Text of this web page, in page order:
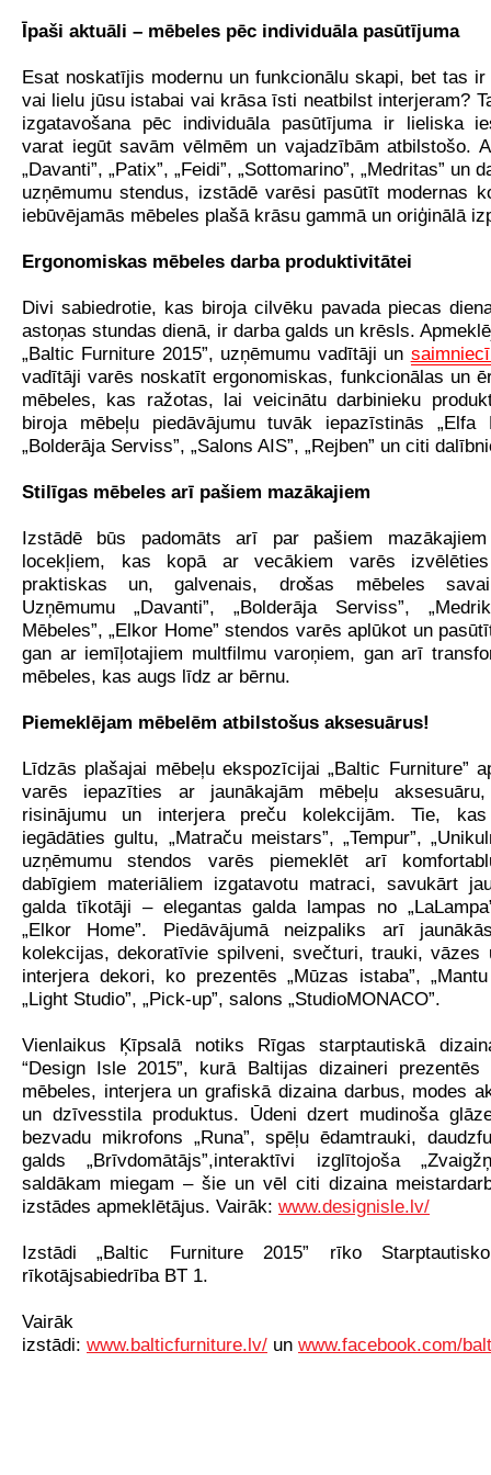
Īpaši aktuāli – mēbeles pēc individuāla pasūtījuma
Esat noskatījis modernu un funkcionālu skapi, bet tas ir
vai lielu jūsu istabai vai krāsa īsti neatbilst interjeram?
izgatavošana pēc individuāla pasūtījuma ir lieliska
varat iegūt savām vēlmēm un vajadzībām atbilstošo.
„Davanti”, „Patix”, „Feidi”, „Sottomarino”, „Medritas” un
uzņēmumu stendus, izstādē varēsi pasūtīt modernas
iebūvējamās mēbeles plašā krāsu gammā un oriģinālā
Ergonomiskas mēbeles darba produktivitātei
Divi sabiedrotie, kas biroja cilvēku pavada piecas
astoņas stundas dienā, ir darba galds un krēsls.
„Baltic Furniture 2015”, uzņēmumu vadītāji un
vadītāji varēs noskatīt ergonomiskas, funkcionālas un
mēbeles, kas ražotas, lai veicinātu darbinieku
biroja mēbeļu piedāvājumu tuvāk iepazīstinās „Elfa
„Bolderāja Serviss”, „Salons AIS”, „Rejben” un citi
Stilīgas mēbeles arī pašiem mazākajiem
Izstādē būs padomāts arī par pašiem mazākajiem
locekļiem, kas kopā ar vecākiem varēs
praktiskas un, galvenais, drošas mēbeles
Uzņēmumu „Davanti”, „Bolderāja Serviss”,
Mēbeles”, „Elkor Home” stendos varēs aplūkot un
gan ar iemīļotajiem multfilmu varoņiem, gan arī
mēbeles, kas augs līdz ar bērnu.
Piemeklējam mēbelēm atbilstošus aksesuārus!
Līdzās plašajai mēbeļu ekspozīcijai „Baltic Furniture”
varēs iepazīties ar jaunākajām mēbeļu
risinājumu un interjera preču kolekcijām. Tie,
iegādāties gultu, „Matraču meistars”, „Tempur”,
uzņēmumu stendos varēs piemeklēt arī
dabīgiem materiāliem izgatavotu matraci, savukārt
galda tīkotāji – elegantas galda lampas no
„Elkor Home”. Piedāvājumā neizpaliks arī
kolekcijas, dekoratīvie spilveni, svečturi, trauki, vāzes
interjera dekori, ko prezentēs „Mūzas istaba”,
„Light Studio”, „Pick-up”, salons „StudioMONACO”.
Vienlaikus Ķīpsalā notiks Rīgas starptautiskā
“Design Isle 2015”, kurā Baltijas dizaineri prezentēs
mēbeles, interjera un grafiskā dizaina darbus, modes
un dzīvesstila produktus. Ūdeni dzert mudinoša glāze
bezvadu mikrofons „Runa”, spēļu ēdamtrauki,
galds „Brīvdomātājs”,interaktīvi izglītojoša
saldākam miegam – šie un vēl citi dizaina
izstādes apmeklētājus. Vairāk: www.designisle.lv/
Izstādi „Baltic Furniture 2015” rīko
rīkotājsabiedrība BT 1.
Vairāk
izstādi: www.balticfurniture.lv/ un www.facebook.com/